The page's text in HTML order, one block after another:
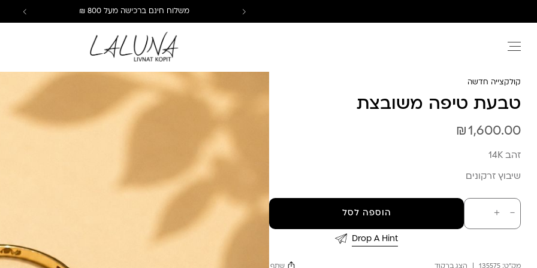
משלוח חינם ברכישה מעל 800 ₪
קולקצייה חדשה
טבעת טיפה משובצת
₪1,600.00
זהב 14K
שיבוץ זרקונים
－
כמות
של
טבעת
＋ הוספה לסל
Drop A Hint
מק"ט: 135575 הצג ברקוד שתף